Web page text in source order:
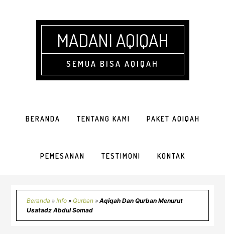
MADANI AQIQAH
SEMUA BISA AQIQAH
BERANDA TENTANG KAMI PAKET AQIQAH
PEMESANAN TESTIMONI KONTAK
Beranda »Info » Qurban »Aqiqah Dan Qurban Menurut
Usatadz Abdul Somad